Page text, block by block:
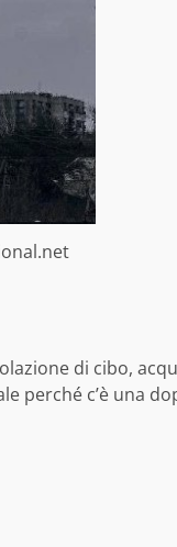
di cibo,
c’è una